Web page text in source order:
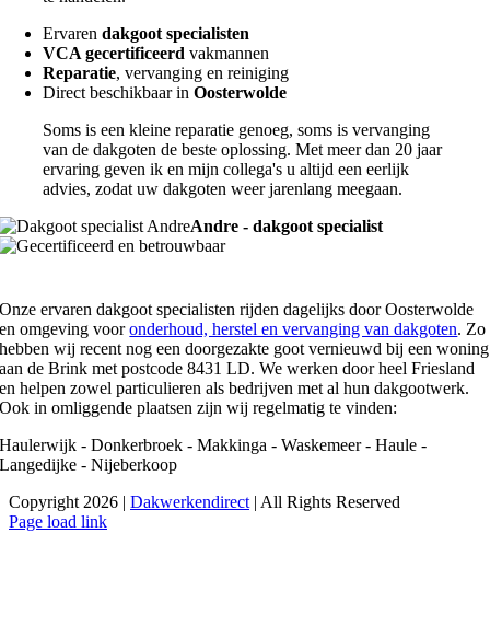
Ervarendakgoot specialisten
VCA gecertificeerdvakmannen
Reparatie, vervanging en reiniging
Direct beschikbaar inOosterwolde
Soms is een kleine reparatie genoeg, soms is vervanging
van de dakgoten de beste oplossing. Met meer dan 20 jaar
ervaring geven ik en mijn collega's u altijd een eerlijk
advies, zodat uw dakgoten weer jarenlang meegaan.
Andre - dakgoot specialist
Onze ervaren dakgoot specialisten rijden dagelijks door Oosterwolde
en omgeving vooronderhoud, herstel en vervanging van dakgoten. Zo
hebben wij recent nog een doorgezakte goot vernieuwd bij een woning
aan de Brink met postcode 8431 LD. We werken door heel Friesland
en helpen zowel particulieren als bedrijven met al hun dakgootwerk.
Ook in omliggende plaatsen zijn wij regelmatig te vinden:
Haulerwijk - Donkerbroek - Makkinga - Waskemeer - Haule -
Langedijke - Nijeberkoop
Copyright 2026 | Dakwerkendirect | All Rights Reserved
Facebook
X
Instagram
Pinterest
Page load link